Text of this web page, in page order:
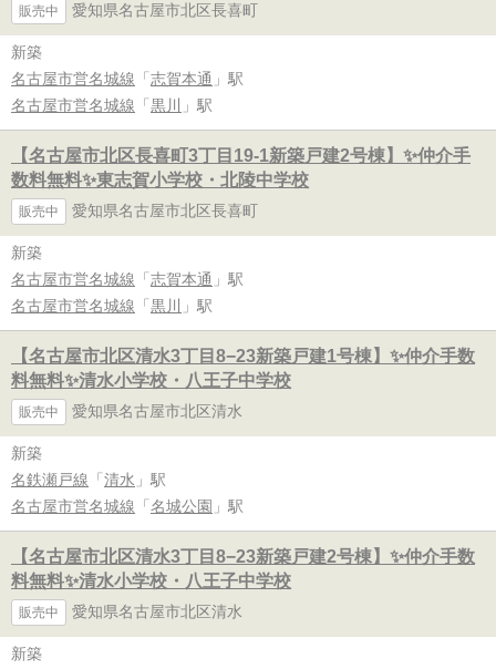
販売中 愛知県名古屋市北区長喜町
新築
名古屋市営名城線 「 志賀本通 」駅
名古屋市営名城線 「 黒川 」駅
【名古屋市北区長喜町3丁目19-1新築戸建2号棟】✨️仲介手
数料無料✨️東志賀小学校・北陵中学校
販売中 愛知県名古屋市北区長喜町
新築
名古屋市営名城線 「 志賀本通 」駅
名古屋市営名城線 「 黒川 」駅
【名古屋市北区清水3丁目8−23新築戸建1号棟】✨️仲介手数
料無料✨️清水小学校・八王子中学校
販売中 愛知県名古屋市北区清水
新築
名鉄瀬戸線 「 清水 」駅
名古屋市営名城線 「 名城公園 」駅
【名古屋市北区清水3丁目8−23新築戸建2号棟】✨️仲介手数
料無料✨️清水小学校・八王子中学校
販売中 愛知県名古屋市北区清水
新築